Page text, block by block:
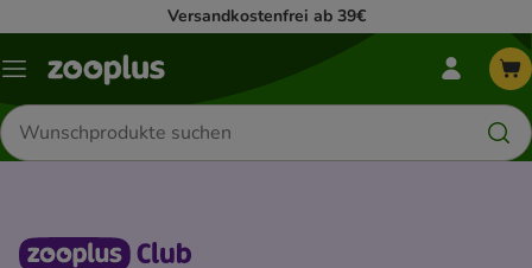
Versandkostenfrei ab 39€
Menü
Mein
zooplus-
Menü
Produkte
suchen